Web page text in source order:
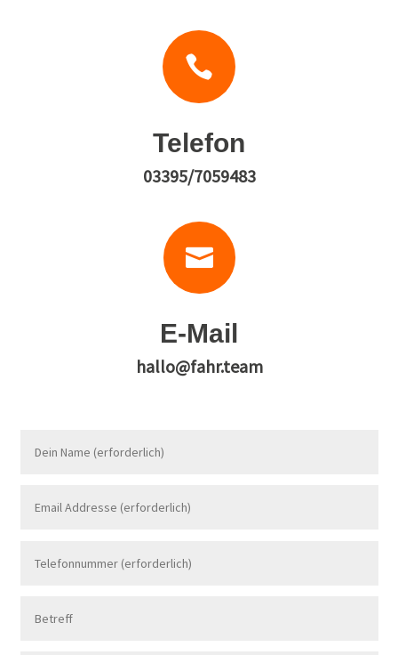

Telefon
03395/7059483

E-Mail
hallo@fahr.team